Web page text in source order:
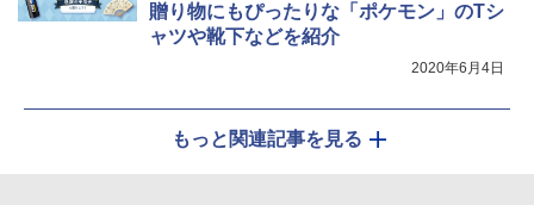
贈り物にもぴったりな「ポケモン」のTシ
ャツや靴下などを紹介
2020年6月4日
もっと関連記事を見る